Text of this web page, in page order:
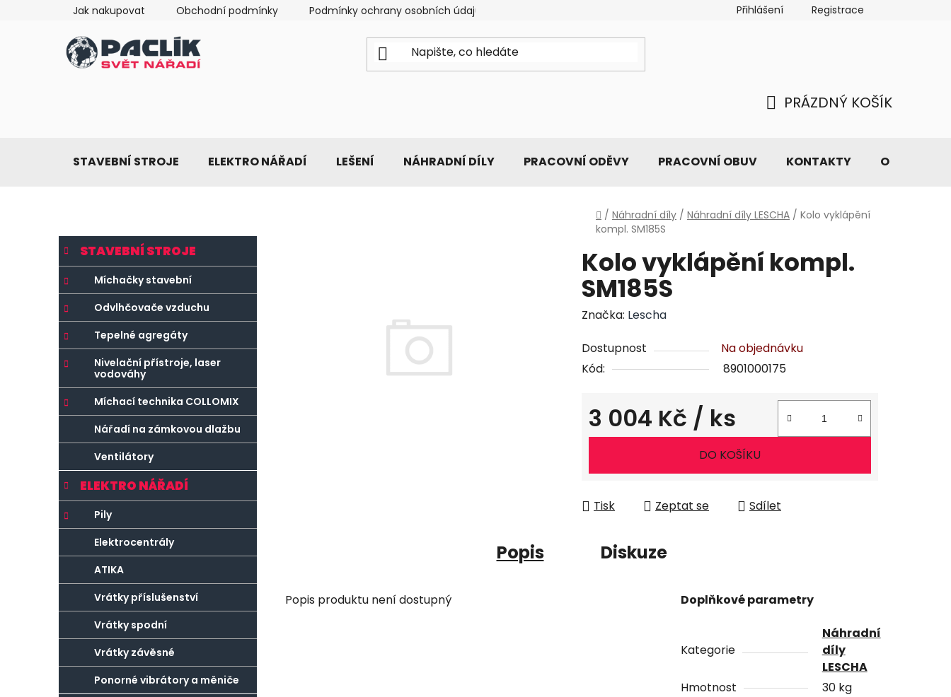
Jak nakupovat Obchodní podmínky Podmínky ochrany osobních údajů Přihlášení Registrace
KOŠÍK
PRÁZDNÝ KOŠÍK
STAVEBNÍ STROJE ELEKTRO NÁŘADÍ LEŠENÍ NÁHRADNÍ DÍLY PRACOVNÍ ODĚVY PRACOVNÍ OBUV KONTAKTY O NÁS
Domů
/ Náhradní díly / Náhradní díly LESCHA / Kolo vyklápění
kompl. SM185S
P
o
s
t
r
a
n
n
í
p
n
e
Přeskočit
kategorie
K
a
e
g
o
i
e
STAVEBNÍ STROJE
Míchačky stavební
Odvlhčovače vzduchu
Tepelné agregáty
Nivelační přístroje, laser
vodováhy
Míchací technika COLLOMIX
Nářadí na zámkovou dlažbu
Ventilátory
ELEKTRO NÁŘADÍ
Pily
Elektrocentrály
ATIKA
Vrátky příslušenství
Vrátky spodní
Vrátky závěsné
Ponorné vibrátory a měniče
Kolo vyklápění kompl.
SM185S
Značka: Lescha
Dostupnost
Na objednávku
Kód:
8901000175
3 004 Kč / ks
Měrná cena:
DO KOŠÍKU
Tisk Zeptat se Sdílet
Popis Diskuze
Popis produktu není dostupný Doplňkové parametry
Kategorie
Náhradní
díly
LESCHA
Hmotnost
30 kg